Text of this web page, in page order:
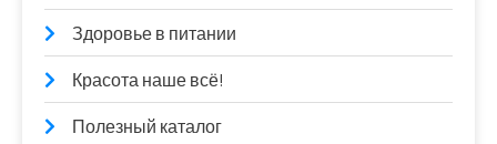
Здоровье в питании
Красота наше всё!
Полезный каталог